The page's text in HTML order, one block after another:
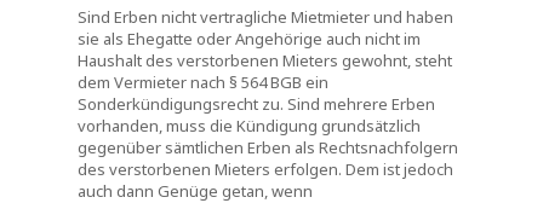
Sind Erben nicht vertragliche Mietmieter und haben
sie als Ehegatte oder Angehörige auch nicht im
Haushalt des verstorbenen Mieters gewohnt, steht
dem Vermieter nach § 564 BGB ein
Sonderkündigungsrecht zu. Sind mehrere Erben
vorhanden, muss die Kündigung grundsätzlich
gegenüber sämtlichen Erben als Rechtsnachfolgern
des verstorbenen Mieters erfolgen. Dem ist jedoch
auch dann Genüge getan, wenn